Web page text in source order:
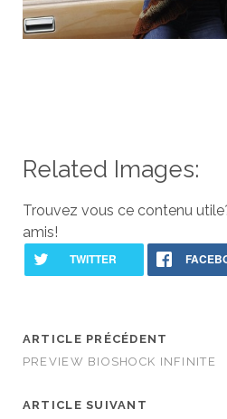
Related Images:
Trouvez vous ce contenu
amis!
ARTICLE PRÉCÉDENT
PREVIEW BIOSHOCK INFINITE
ARTICLE SUIVANT